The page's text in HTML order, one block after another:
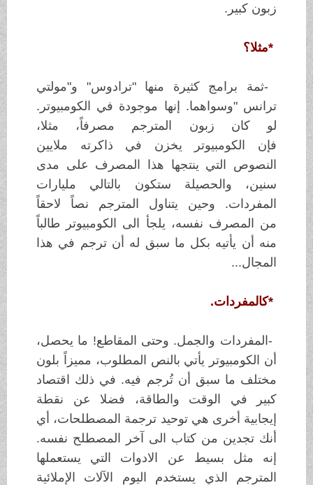
زبون كبير.
مثلا؟
ثمة برامج كثيرة منها "ترادوس" و"مولتي
ترانس" وسواهما. إنها موجودة في الكومبيوتر.
لو كان زبون المترجم مصرفاً، مثلا،
فإن
الكومبيوتر يخزن في ذاكرته
ملايين
النصوص التي ينتجها هذا المصرف على مدى
سنين،
والحصيلة ستكون بالتالي
مليارات
المفردات. وحين يتناول المترجم نصاً لاحقاً
من المصرف نفسه، يلجأ الى الكومبيوتر طالباً
منه أن يأتيه بكل ما سبق له أن ترجم في هذا
المجال...
كالمفردات .
المفردات والجمل. وحتى المقاطع! ما يحصل،
أن الكومبيوتر يأتي بالنص المطلوب، مميزاً بلون
مختلف ما سبق أن تُرجم فيه. في ذلك اقتصاد
كبير في الوقت والطاقة،
فضلا عن نقطة
إيجابية أخرى هي توحيد ترجمة المصطلحات، أي
أنك تجدين من كتاب الى آخر المصطلح نفسه.
إنه مثل بسيط عن
الادوات التي يستعملها
المترجم الذي يستخدم
اليوم الآلات الإملائية